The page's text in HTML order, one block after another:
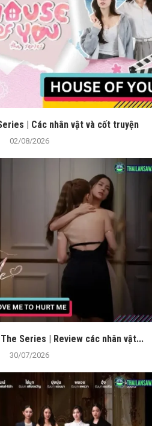
| Các nhân vật và cốt truyện
02/08/2026
Series | Review các nhân vật...
30/07/2026